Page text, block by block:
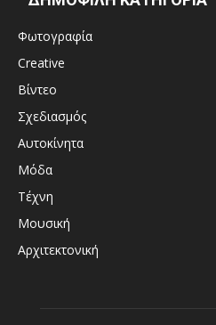
Φωτογραφία
Creative
Βίντεο
Σχεδιασμός
Αυτοκίνητα
Μόδα
Τέχνη
Μουσική
Αρχιτεκτονική